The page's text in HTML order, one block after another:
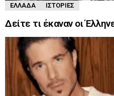
ΕΛΛΆΔΑ ΙΣΤΟΡΊΕΣ
Δείτε τι έκαναν οι